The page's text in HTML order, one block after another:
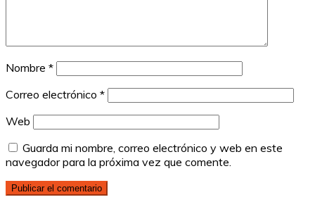
Nombre *
Correo electrónico *
Web
Guarda mi nombre, correo electrónico y web en este
navegador para la próxima vez que comente.